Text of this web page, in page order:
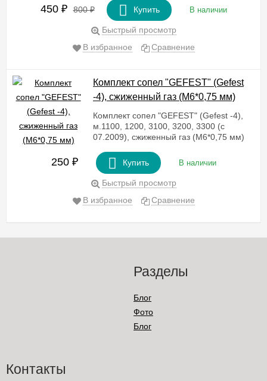
450 ₽ 800₽ Купить В наличии
Быстрый просмотр
В избранное
Сравнение
Комплект сопел "GEFEST" (Gefest
-4), сжиженный газ (М6*0,75 мм)
Комплект сопел "GEFEST" (Gefest -4),
м.1100, 1200, 3100, 3200, 3300 (с
07.2009), сжиженный газ (М6*0,75 мм)
250 ₽ Купить В наличии
Быстрый просмотр
В избранное
Сравнение
Разделы
Блог
Фото
Блог
Контакты